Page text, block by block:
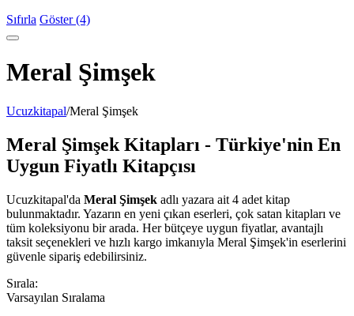
Sıfırla Göster (4)
Meral Şimşek
Ucuzkitapal/Meral Şimşek
Meral Şimşek Kitapları - Türkiye'nin En
Uygun Fiyatlı Kitapçısı
Ucuzkitapal'da Meral Şimşek adlı yazara ait 4 adet kitap
bulunmaktadır. Yazarın en yeni çıkan eserleri, çok satan kitapları ve
tüm koleksiyonu bir arada. Her bütçeye uygun fiyatlar, avantajlı
taksit seçenekleri ve hızlı kargo imkanıyla Meral Şimşek'in eserlerini
güvenle sipariş edebilirsiniz.
Sırala:
Varsayılan Sıralama